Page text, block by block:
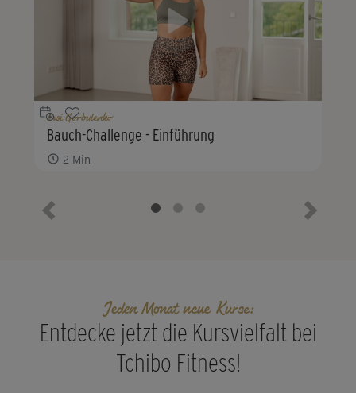
Ewi Gorbulenko
Bauch-Challenge - Einführung
2 Min
Vorheriges Element
Jeden Monat neue Kurse:
Entdecke jetzt die Kursvielfalt bei
Tchibo Fitness!